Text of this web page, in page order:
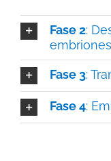
Fase 2:
embriones
Fase 3:
Fase 4: